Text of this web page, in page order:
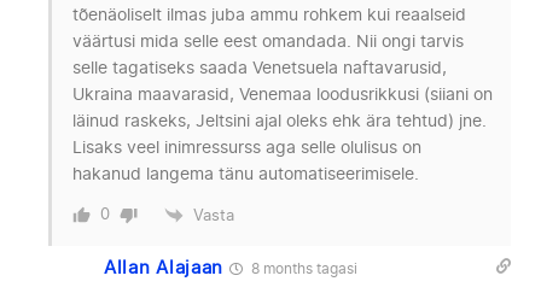
tõenäoliselt ilmas juba ammu rohkem kui reaalseid
väärtusi mida selle eest omandada. Nii ongi tarvis
selle tagatiseks saada Venetsuela naftavarusid,
Ukraina maavarasid, Venemaa loodusrikkusi (siiani on
läinud raskeks, Jeltsini ajal oleks ehk ära tehtud) jne.
Lisaks veel inimressurss aga selle olulisus on
hakanud langema tänu automatiseerimisele.
0 Vasta
Allan Alajaan 8 months tagasi